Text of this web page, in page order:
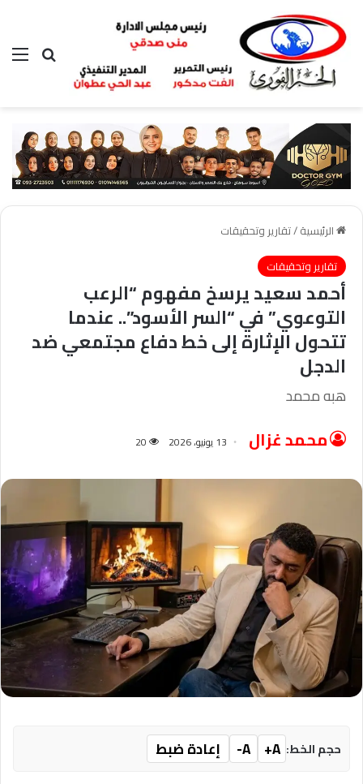
بحث عن
الرئيسية/تقارير وتحقيقات
تقارير وتحقيقات
أحمد سعيد يرسخ مفهوم “الرعب
التوعوي” في “السر الأسود”.. عندما
تتحول الإثارة إلى خط دفاع مجتمعي ضد
الدجل
هبه محمد
محمد غزال 13 يونيو، 2026 20
حجم الخط: A+
A-
إعادة ضبط